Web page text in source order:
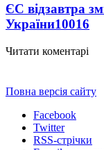
ЄС відзавтра
України10016
Читати коментарі
Повна версія сайту
Facebook
Twitter
RSS-стрічки